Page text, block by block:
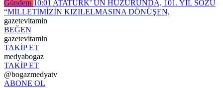
Gündem 10:01 ATATÜRK’ ÜN HUZURUNDA, 101. YIL SÖZÜ
“MİLLETİMİZİN KIZILELMASINA DÖNÜŞEN,
gazetevitamin
BEĞEN
gazetevitamin
TAKİP ET
medyabogaz
TAKİP ET
@bogazmedyatv
ABONE OL